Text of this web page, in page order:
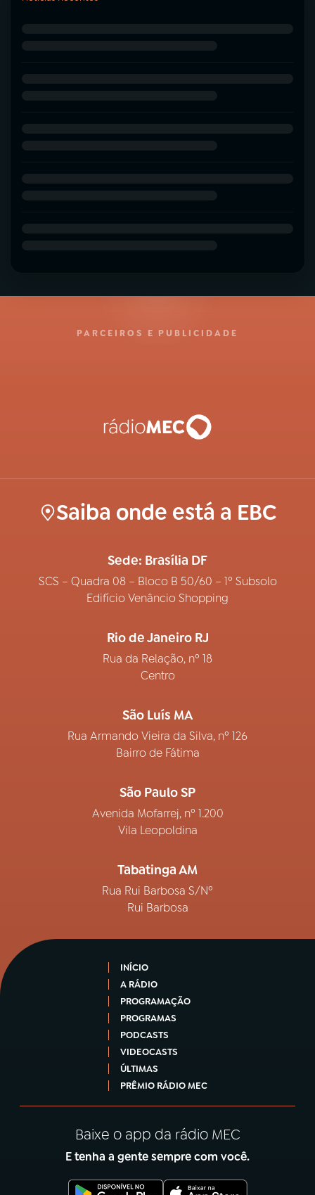
PARCEIROS E PUBLICIDADE
Saiba onde está a EBC
Sede: Brasília DF
SCS – Quadra 08 – Bloco B 50/60 – 1º Subsolo
Edifício Venâncio Shopping
Rio de Janeiro RJ
Rua da Relação, nº 18
Centro
São Luís MA
Rua Armando Vieira da Silva, nº 126
Bairro de Fátima
São Paulo SP
Avenida Mofarrej, nº 1.200
Vila Leopoldina
Tabatinga AM
Rua Rui Barbosa S/Nº
Rui Barbosa
INÍCIO
A RÁDIO
PROGRAMAÇÃO
PROGRAMAS
PODCASTS
VIDEOCASTS
ÚLTIMAS
PRÊMIO RÁDIO MEC
Baixe o app da rádio MEC
E tenha a gente sempre com você.